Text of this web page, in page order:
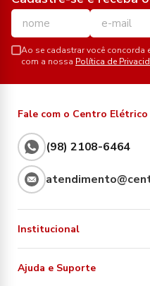
Ao se cadastrar você concorda
com a nossa Política de
Fale com o Centro Elétrico
(98) 2108-6464
Institucional
Ajuda e Suporte